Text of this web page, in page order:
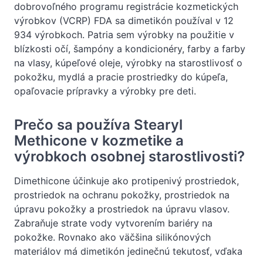
dobrovoľného programu registrácie kozmetických
výrobkov (VCRP) FDA sa dimetikón používal v 12
934 výrobkoch. Patria sem výrobky na použitie v
blízkosti očí, šampóny a kondicionéry, farby a farby
na vlasy, kúpeľové oleje, výrobky na starostlivosť o
pokožku, mydlá a pracie prostriedky do kúpeľa,
opaľovacie prípravky a výrobky pre deti.
Prečo sa používa Stearyl
Methicone v kozmetike a
výrobkoch osobnej starostlivosti?
Dimethicone účinkuje ako protipenivý prostriedok,
prostriedok na ochranu pokožky, prostriedok na
úpravu pokožky a prostriedok na úpravu vlasov.
Zabraňuje strate vody vytvorením bariéry na
pokožke. Rovnako ako väčšina silikónových
materiálov má dimetikón jedinečnú tekutosť, vďaka